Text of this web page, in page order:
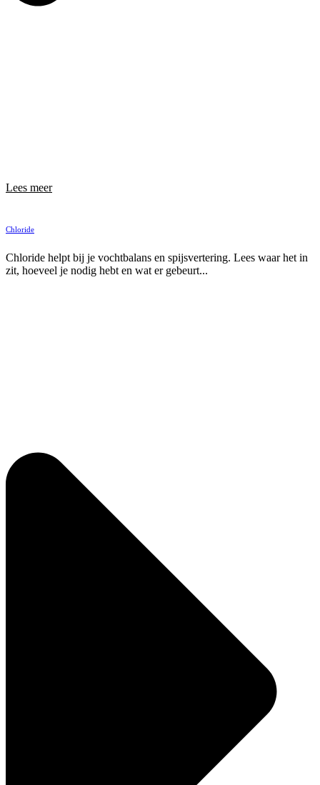
Lees meer
Chloride
Chloride helpt bij je vochtbalans en spijsvertering. Lees waar het in
zit, hoeveel je nodig hebt en wat er gebeurt...